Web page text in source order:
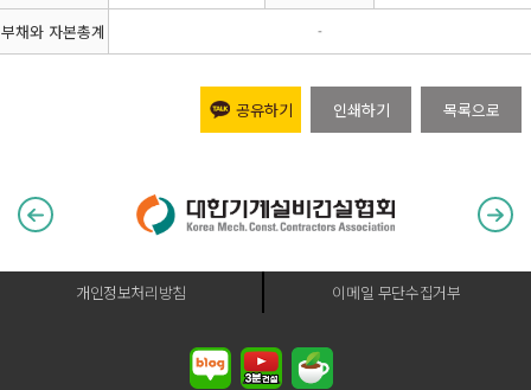
부채와 자본총계 -
공유하기 인쇄하기 목록으로
개인정보처리방침 이메일 무단수집거부